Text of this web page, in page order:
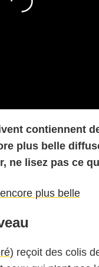
contiennent
plus belle
ne lisez pas ce
plus belle
reçoit des colis